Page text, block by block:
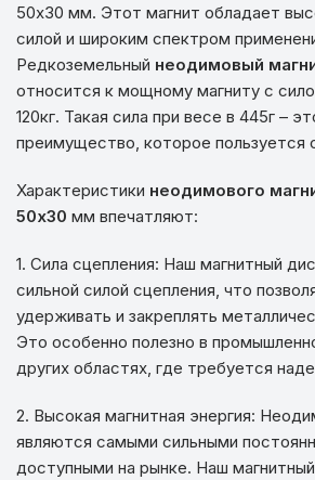
50х30 мм. Этот магнит обладает
силой и широким спектром
Редкоземельный неодимовый
относится к мощному магниту с
120кг. Такая сила при весе в 445г –
преимущество, которое пользуется
Характеристики неодимового
50х30 мм впечатляют:
1. Сила сцепления: Наш магнитный
сильной силой сцепления, что
удерживать и закреплять
Это особенно полезно в
других областях, где требуется
2. Высокая магнитная энергия:
являются самыми сильными
доступными на рынке. Наш